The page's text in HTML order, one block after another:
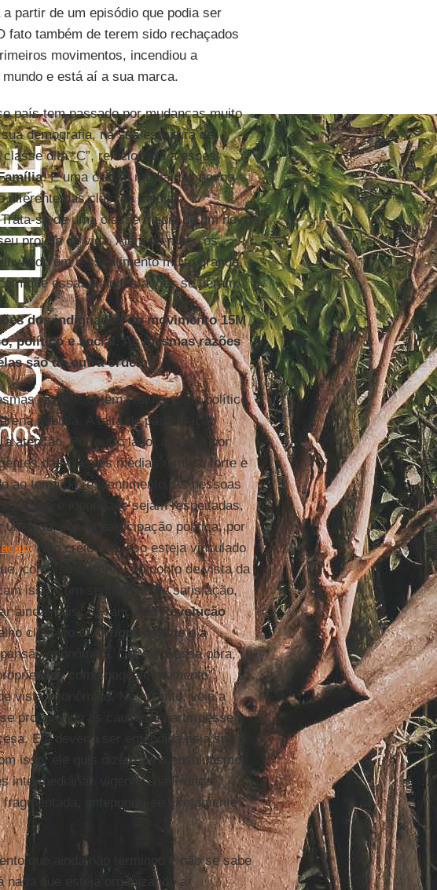
partir de um episódio que podia ser
fato também de terem sido rechaçados
movimentos, incendiou a
e está aí a sua marca.
país tem passado por mudanças muito
demografia, na sua estrutura de
classe dita “C”, relacionada a esses
. É uma classe média dos novos
diferente das classes médias
se de uma classe média de um novo
projeto de vida. Além do mais, os
um ressentimento muito grande.
que essas manifestações se deram.
dos indignados do movimento 15M
político e social. As mesmas razões
são de outra ordem?
razões. O tema aqui é mais político
pública. A falta de participação
atenção. Por outro lado, a busca por
das classes médias é muito forte e
ao tema do ressentimento. As pessoas
e identidade sejam respeitadas,
lado, e o da participação política, por
. Não creio que isso esteja vinculado
como se observa, do ponto de vista da
isso – um sentimento de satisfação,
ainda mais. A França da Revolução
clássicoO Antigo Regime e a
econômica. Diz ele, nessa obra,
como naquele momento”.
vista econômico. No entanto, veio a
procurando as causas a partir desse
Ela deveria ser entendida pela sua
isso, ele quis dizer que o absolutismo
intermediárias vigentes na França
antepondo-se diretamente
que ainda não terminou e não se sabe
nada que esteja organizando a